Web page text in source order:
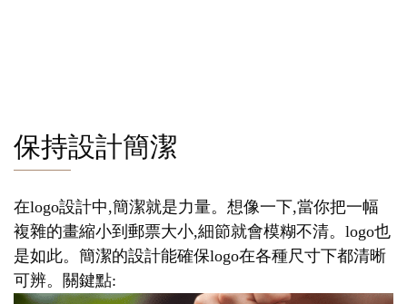
保持設計簡潔
在logo設計中,簡潔就是力量。想像一下,當你把一幅
複雜的畫縮小到郵票大小,細節就會模糊不清。logo也
是如此。簡潔的設計能確保logo在各種尺寸下都清晰
可辨。關鍵點: